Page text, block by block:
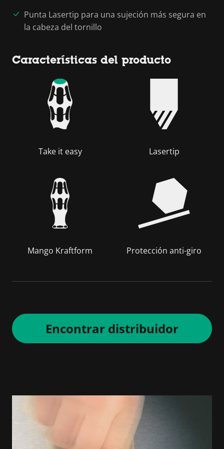
Punta Lasertip para una sujeción más segura en
la cabeza del tornillo
Características del producto
Take it easy Lasertip
Mango Kraftform Protección anti-giro
Encontrar distribuidor